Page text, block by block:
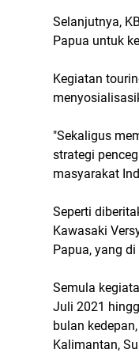
Selanjutnya,
Papua untuk
Kegiatan
"Sekaligus
strategi
masyarakat
Seperti
Kawasaki
Papua, yang
Semula
Juli 2021
bulan
Kalimantan,